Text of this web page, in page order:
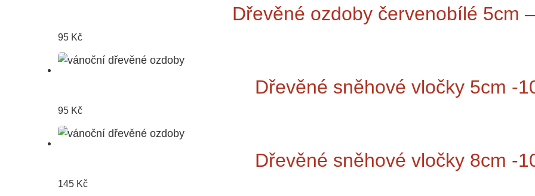
Dřevěné ozdoby červenobílé 5cm
95 Kč
Dřevěné sněhové vločky 5cm -
95 Kč
Dřevěné sněhové vločky 8cm -
145 Kč